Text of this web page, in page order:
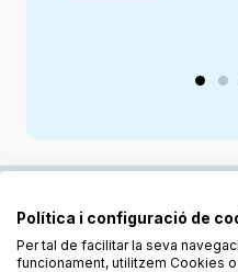
Política i configuració de
Per tal de facilitar la seva
funcionament, utilitzem Cookies